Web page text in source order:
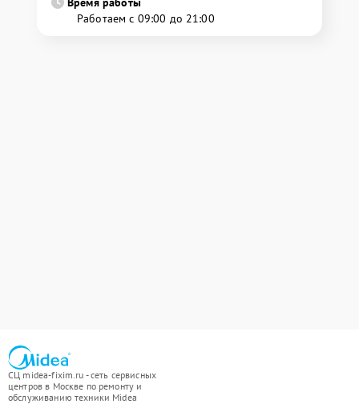
Работаем с 09:00 до 21:00
СЦ midea-fixim.ru - сеть сервисных
центров в Москве по ремонту и
обслуживанию техники Midea